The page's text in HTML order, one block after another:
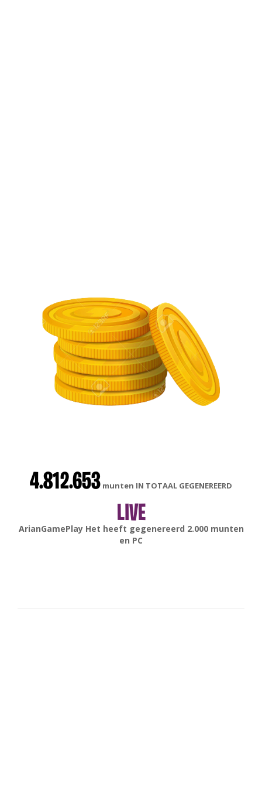
4.812.653 munten IN TOTAAL GEGENEREERD
LIVE
gonsabellaHet heeft gegenereerd6.000munten en
Android